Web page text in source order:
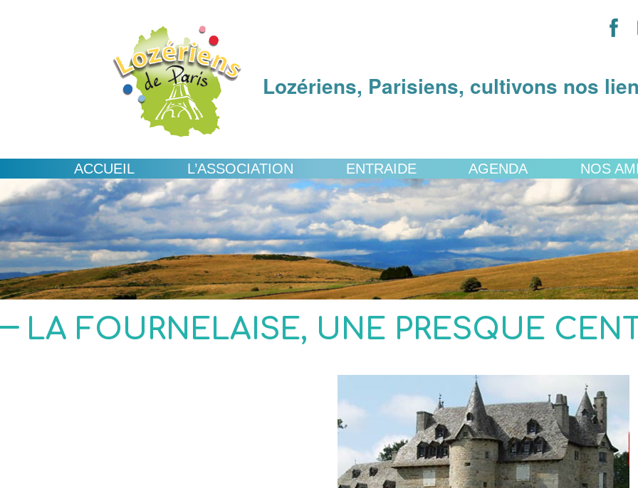
Lozériens, Parisiens, cultivons nos
ACCUEIL L’ASSOCIATION ENTRAIDE AGENDA NOS
LA FOURNELAISE, UNE PRESQUE